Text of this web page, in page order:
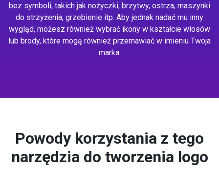
bez symboli, takich jak nożyczki, brzytwy, ostrza, maszynki
do strzyżenia, grzebienie itp. Aby jednak nadać mu inny
wygląd, możesz również wybrać ikony w kształcie włosów
lub brody, które mogą również przemawiać w imieniu Twoja
marka.
Powody korzystania z tego
narzędzia do tworzenia logo